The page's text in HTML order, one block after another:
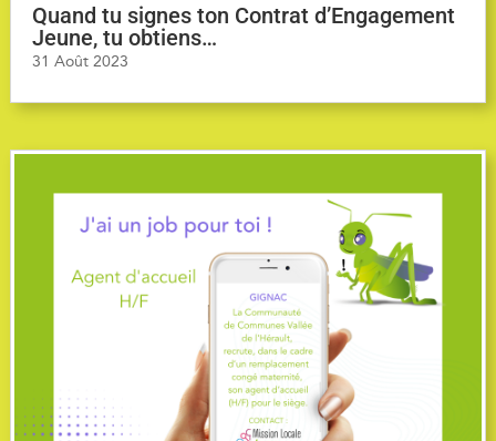
Quand tu signes ton Contrat d’Engagement
Jeune, tu obtiens…
31 Août 2023